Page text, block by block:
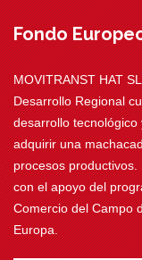
Fondo
MOVITRANST HAT
Desarrollo Regional
desarrollo
adquirir una
procesos
con el apoyo del
Comercio del Campo
Europa.